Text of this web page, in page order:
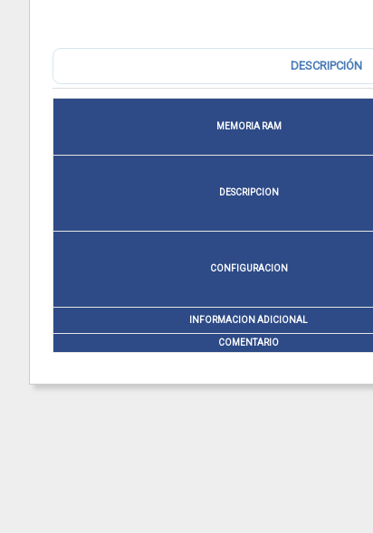
DESCRIPCIÓN
MEMORIA RAM
DESCRIPCION
CONFIGURACION
INFORMACION ADICIONAL
COMENTARIO